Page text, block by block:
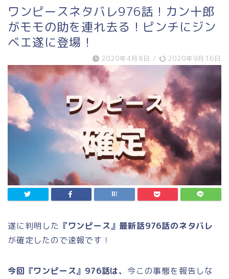
ワンピースネタバレ976話！カン十郎
がモモの助を連れ去る！ピンチにジン
ベエ遂に登場！
2020年4月8日 / 2020年9月16日
遂に判明した 『ワンピース』最新話976話のネタバレ
が確定したので速報です！
今回『ワンピース』976話は、 今この事態を報告しな